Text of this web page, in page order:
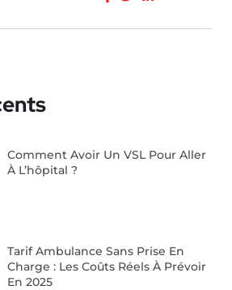
Comment Avoir Un VSL Pour Aller
À L’hôpital ?
Tarif Ambulance Sans Prise En
Charge : Les Coûts Réels À Prévoir
En 2025